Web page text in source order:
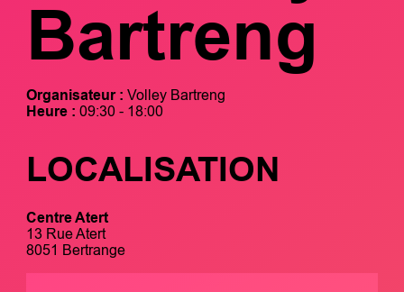
Bartreng
Organisateur : Volley Bartreng
Heure : 09:30 - 18:00
LOCALISATION
Centre Atert
13 Rue Atert
8051 Bertrange